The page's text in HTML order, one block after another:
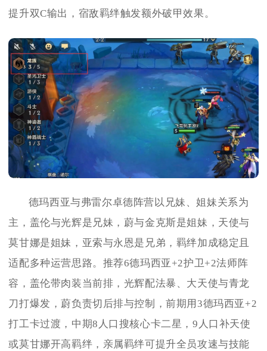
提升双C输出，宿敌羁绊触发额外破甲效果。
德玛西亚与弗雷尔卓德阵营以兄妹、姐妹关系为
主，盖伦与光辉是兄妹，蔚与金克斯是姐妹，天使与
莫甘娜是姐妹，亚索与永恩是兄弟，羁绊加成稳定且
适配多种运营思路。推荐6德玛西亚+2护卫+2法师阵
容，盖伦带肉装当前排，光辉配法暴、大天使与青龙
刀打爆发，蔚负责切后排与控制，前期用3德玛西亚+2
打工卡过渡，中期8人口搜核心卡二星，9人口补天使
或莫甘娜开高羁绊，亲属羁绊可提升全员攻速与技能